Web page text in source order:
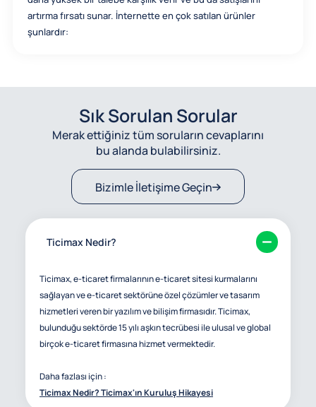
artırma fırsatı sunar. İnternette en çok satılan ürünler
şunlardır:
Sık Sorulan Sorular
Merak ettiğiniz tüm soruların cevaplarını
bu alanda bulabilirsiniz.
Bizimle İletişime Geçin
Ticimax Nedir?
Ticimax, e-ticaret firmalarının e-ticaret sitesi kurmalarını
sağlayan ve e-ticaret sektörüne özel çözümler ve tasarım
hizmetleri veren bir yazılım ve bilişim firmasıdır. Ticimax,
bulunduğu sektörde 15 yılı aşkın tecrübesi ile ulusal ve global
birçok e-ticaret firmasına hizmet vermektedir.
Daha fazlası için :
Ticimax Nedir? Ticimax'ın Kuruluş Hikayesi